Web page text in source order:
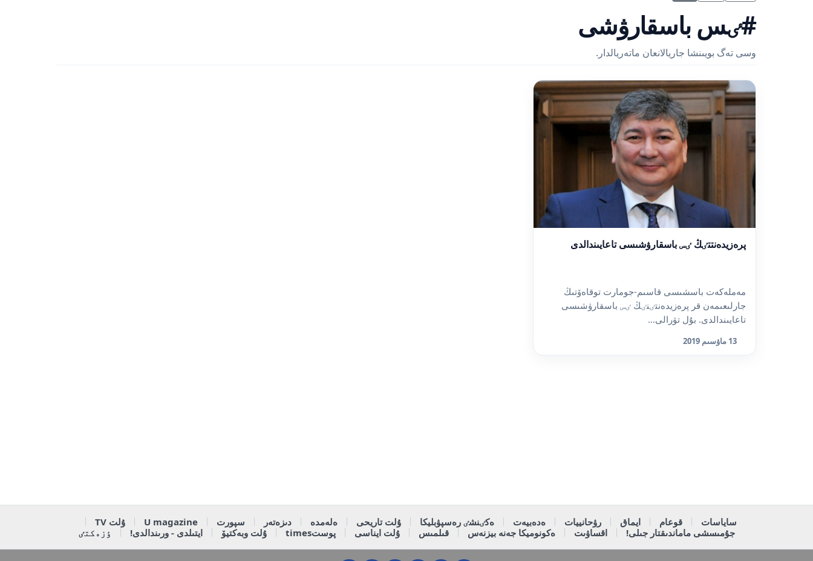
#ٸس باسقارۋشى
وسى تەگ بويىنشا جاريالانعان ماتەريالدار.
پرەزيدەنتتٸڭ ٸس باسقارۋشىسى تاعايىندالدى
مەملەكەت باسشىسى قاسىم-جومارت توقاەۆتىڭ
جارلىعىمەن قر پرەزيدەنتٸنٸڭ ٸس باسقارۋشىسى
تاعايىندالدى. بۇل تۋرالى...
13 ماۋسىم 2019
ساياسات قوعام ايماق رۋحانييات ەدەبيەت ەكٸنشٸ رەسپۋبليكا ۇلت تاريحى ەلەمدە دىزەتەر سپورت U magazine
ۇلت TV
جۇمىسشى ماماندىقتار جىلى!
اقساۋىت ەكونوميكا جەنە بيزنەس قىلمىس ۇلت ايناسى پوستtimes ۇلت وبەكتيۆ ايتىلدى - ورىندالدى! ٶزەكتٸ